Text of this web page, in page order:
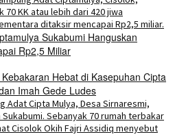
Sukabumi Hanguskan
Rp2,5 Miliar
Hebat di Kasepuhan Cipta
Imah Gede Ludes